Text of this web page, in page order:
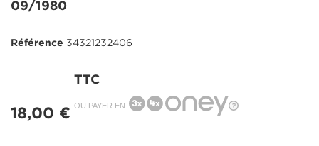
09/1980
Référence 34321232406
18,00 €
TTC
OU PAYER EN